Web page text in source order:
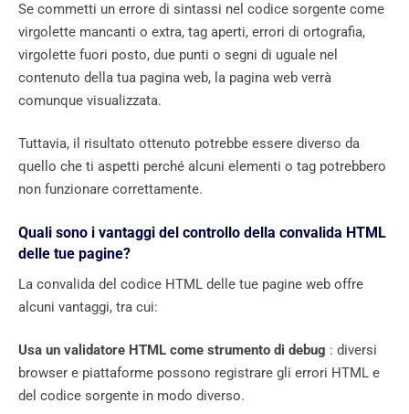
Se commetti un errore di sintassi nel codice sorgente come
virgolette mancanti o extra, tag aperti, errori di ortografia,
virgolette fuori posto, due punti o segni di uguale nel
contenuto della tua pagina web, la pagina web verrà
comunque visualizzata.
Tuttavia, il risultato ottenuto potrebbe essere diverso da
quello che ti aspetti perché alcuni elementi o tag potrebbero
non funzionare correttamente.
Quali sono i vantaggi del controllo della convalida HTML
delle tue pagine?
La convalida del codice HTML delle tue pagine web offre
alcuni vantaggi, tra cui:
Usa un validatore HTML come strumento di debug : diversi
browser e piattaforme possono registrare gli errori HTML e
del codice sorgente in modo diverso.